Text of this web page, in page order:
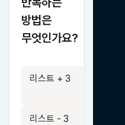
방법은
무엇인가요?
리스트 + 3
리스트 - 3